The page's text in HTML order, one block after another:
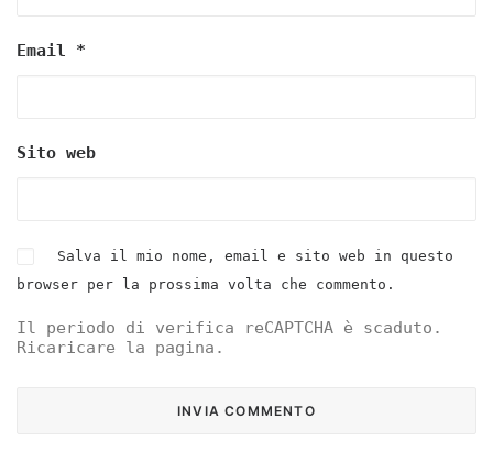
Email *
Sito web
Salva il mio nome, email e sito web in questo
browser per la prossima volta che commento.
Il periodo di verifica reCAPTCHA è scaduto.
Ricaricare la pagina.